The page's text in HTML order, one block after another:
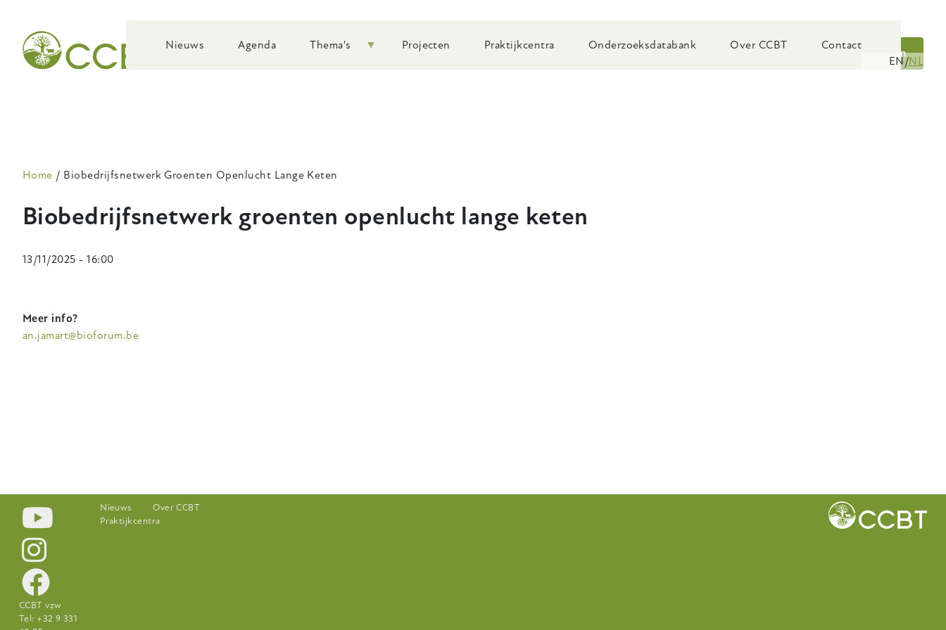
main
navigation
Nieuws Agenda Thema's Projecten Praktijkcentra Onderzoeksdatabank Over CCBT Contact
Zoeken
EN NL
Kruimelpad
Home Biobedrijfsnetwerk Groenten Openlucht Lange Keten
Biobedrijfsnetwerk groenten openlucht lange keten
13/11/2025 - 16:00
Meer info?
an.jamart@bioforum.be
CCBT vzw
Tel: +32 9 331
Footer-
Nieuws
Over CCBT
Praktijkcentra